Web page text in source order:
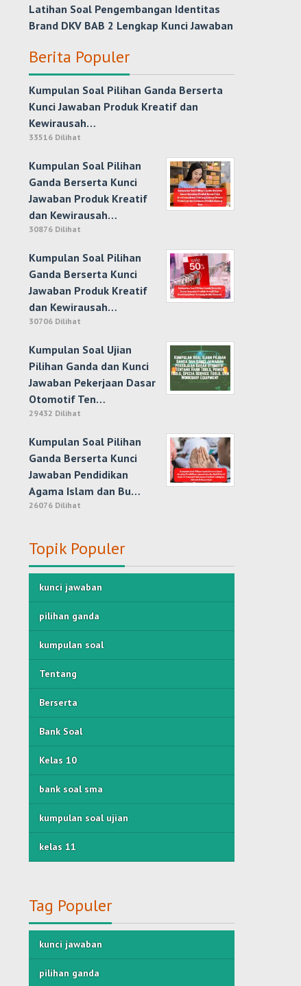
Latihan Soal Pengembangan Identitas
Brand DKV BAB 2 Lengkap Kunci Jawaban
Berita Populer
Kumpulan Soal Pilihan Ganda Berserta
Kunci Jawaban Produk Kreatif dan
Kewirausah…
33516 Dilihat
Kumpulan Soal Pilihan
Ganda Berserta Kunci
Jawaban Produk Kreatif
dan Kewirausah…
30876 Dilihat
Kumpulan Soal Pilihan
Ganda Berserta Kunci
Jawaban Produk Kreatif
dan Kewirausah…
30706 Dilihat
Kumpulan Soal Ujian
Pilihan Ganda dan Kunci
Jawaban Pekerjaan Dasar
Otomotif Ten…
29432 Dilihat
Kumpulan Soal Pilihan
Ganda Berserta Kunci
Jawaban Pendidikan
Agama Islam dan Bu…
26076 Dilihat
Topik Populer
kunci jawaban
pilihan ganda
kumpulan soal
Tentang
Berserta
Bank Soal
Kelas 10
bank soal sma
kumpulan soal ujian
kelas 11
Tag Populer
kunci jawaban
pilihan ganda